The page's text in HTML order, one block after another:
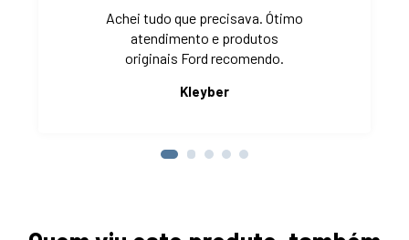
Achei tudo que precisava. Ótimo
atendimento e produtos
originais Ford recomendo.
Kleyber